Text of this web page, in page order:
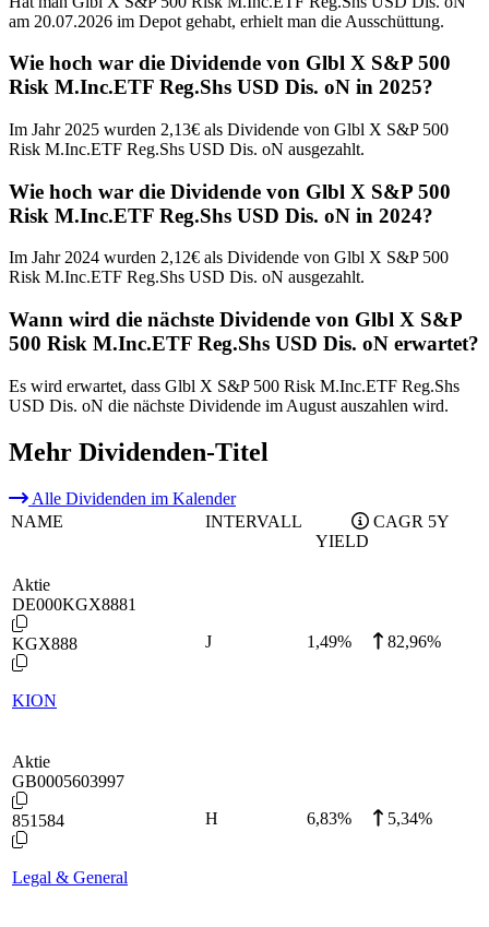
am 20.07.2026 im Depot gehabt, erhielt man die Ausschüttung.
Wie hoch war die Dividende von Glbl X S&P 500
Risk M.Inc.ETF Reg.Shs USD Dis. oN in 2025?
Im Jahr 2025 wurden 2,13€ als Dividende von Glbl X S&P 500
Risk M.Inc.ETF Reg.Shs USD Dis. oN ausgezahlt.
Wie hoch war die Dividende von Glbl X S&P 500
Risk M.Inc.ETF Reg.Shs USD Dis. oN in 2024?
Im Jahr 2024 wurden 2,12€ als Dividende von Glbl X S&P 500
Risk M.Inc.ETF Reg.Shs USD Dis. oN ausgezahlt.
Wann wird die nächste Dividende von Glbl X S&P
500 Risk M.Inc.ETF Reg.Shs USD Dis. oN erwartet?
Es wird erwartet, dass Glbl X S&P 500 Risk M.Inc.ETF Reg.Shs
USD Dis. oN die nächste Dividende im August auszahlen wird.
Mehr Dividenden-Titel
Alle Dividenden im Kalender
NAME
INTERVALL
YIELD
CAGR 5Y
Aktie
DE000KGX8881
KGX888
KION
J 1,49% 82,96%
Aktie
GB0005603997
851584
Legal & General
H 6,83% 5,34%